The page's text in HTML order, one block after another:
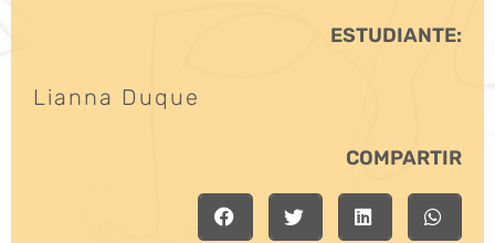
ESTUDIANTE:
Lianna Duque
COMPARTIR